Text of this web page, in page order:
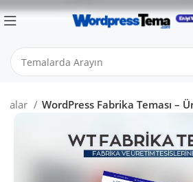
WordPress Fabrika Teması –